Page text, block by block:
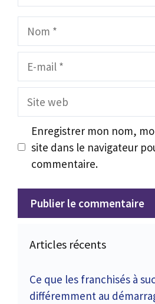
Site
Enregistrer mon nom,
site dans le navigateur
commentaire.
Articles récents
Ce que les franchisés à
différemment au